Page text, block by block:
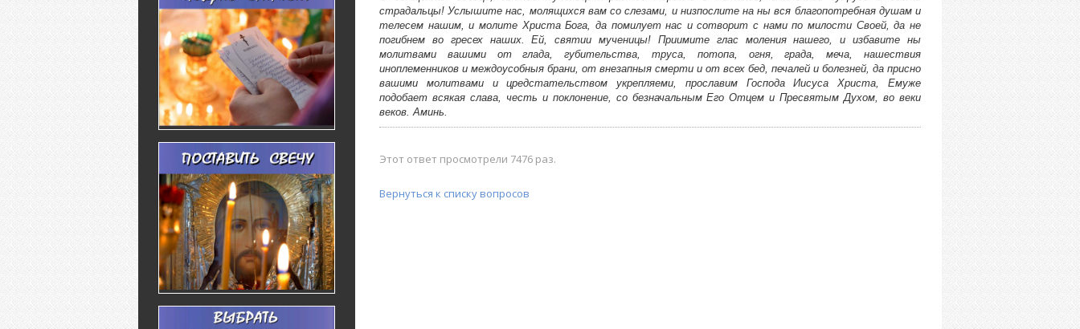
страдальцы! Услышите нас, молящихся вам со слезами, и низпослите на ны вся благопотребная душам и
телесем нашим, и молите Христа Бога, да помилует нас и сотворит с нами по милости Своей, да не
погибнем во гресех наших. Ей, святии мученицы! Приимите глас моления нашего, и избавите ны
молитвами вашими от глада, губительства, труса, потопа, огня, града, меча, нашествия
иноплеменников и междоусобныя брани, от внезапныя смерти и от всех бед, печалей и болезней, да присно
вашими молитвами и цредстательством укрепляеми, прославим Господа Иисуса Христа, Емуже
подобает всякая слава, честь и поклонение, со безначальным Его Отцем и Пресвятым Духом, во веки
веков. Аминь.
Этот ответ просмотрели 7476 раз.
Вернуться к списку вопросов